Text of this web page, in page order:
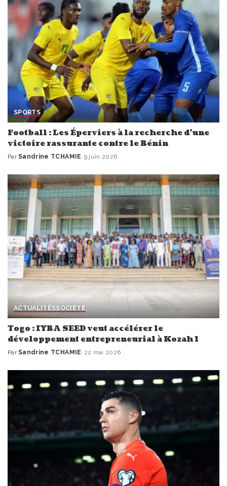
SPORTS
Football : Les Éperviers à la recherche d’une
victoire rassurante contre le Bénin
Publié
Par Sandrine TCHAMIE 9 juin 2026
ACTUALITÉSSOCIÉTÉ
Togo : IYBA SEED veut accélérer le
développement entrepreneurial à Kozah 1
Publié
Par Sandrine TCHAMIE 22 mai 2026